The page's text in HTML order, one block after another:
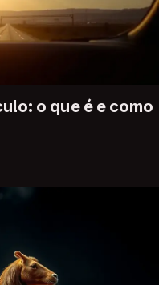
o que é e como